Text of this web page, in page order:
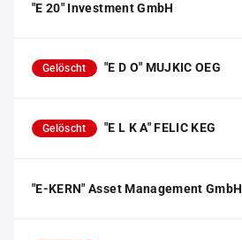
"E 20" Investment GmbH
Gelöscht "E D O" MUJKIC OEG
Gelöscht "E L K A" FELIC KEG
"E-KERN" Asset Management GmbH